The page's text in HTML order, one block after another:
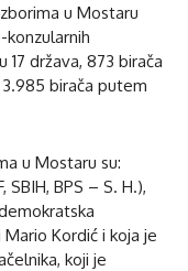
u Mostaru
država, 873 birača
birača putem
u Mostaru su:
SBIH, BPS – S. H.),
Kordić i koja je
koji je